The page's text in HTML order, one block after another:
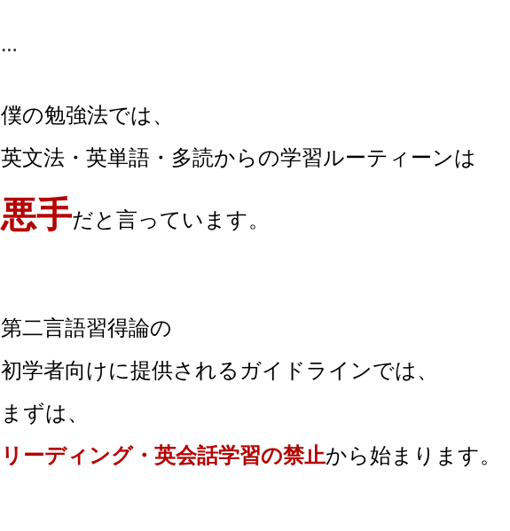
…
僕の勉強法では、
英文法・英単語・多読からの学習ルーティーンは
悪手だと言っています。
第二言語習得論の
初学者向けに提供されるガイドラインでは、
まずは、
リーディング・英会話学習の禁止から始まります。